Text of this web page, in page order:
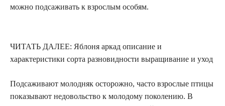
можно подсаживать к взрослым особям.
ЧИТАТЬ ДАЛЕЕ: Яблоня аркад описание и
характеристики сорта разновидности выращивание и уход
Подсаживают молодняк осторожно, часто взрослые птицы
показывают недовольство к молодому поколению. В